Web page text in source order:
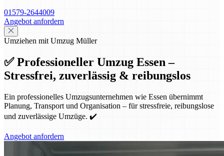
01579-2644009
Angebot anfordern
Umziehen mit Umzug Müller
✅ Professioneller Umzug Essen –
Stressfrei, zuverlässig & reibungslos
Ein professionelles Umzugsunternehmen wie Essen übernimmt
Planung, Transport und Organisation – für stressfreie, reibungslose
und zuverlässige Umzüge. ✔️
Angebot anfordern